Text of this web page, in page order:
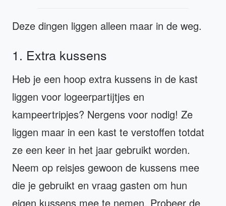
Deze dingen liggen alleen maar in de weg.
1. Extra kussens
Heb je een hoop extra kussens in de kast
liggen voor logeerpartijtjes en
kampeertripjes? Nergens voor nodig! Ze
liggen maar in een kast te verstoffen totdat
ze een keer in het jaar gebruikt worden.
Neem op reisjes gewoon de kussens mee
die je gebruikt en vraag gasten om hun
eigen kussens mee te nemen. Probeer de